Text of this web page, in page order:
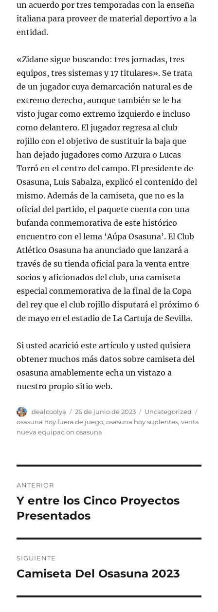
un acuerdo por tres temporadas con la enseña
italiana para proveer de material deportivo a la
entidad.
«Zidane sigue buscando: tres jornadas, tres
equipos, tres sistemas y 17 titulares». Se trata
de un jugador cuya demarcación natural es de
extremo derecho, aunque también se le ha
visto jugar como extremo izquierdo e incluso
como delantero. El jugador regresa al club
rojillo con el objetivo de sustituir la baja que
han dejado jugadores como Arzura o Lucas
Torró en el centro del campo. El presidente de
Osasuna, Luis Sabalza, explicó el contenido del
mismo. Además de la camiseta, que no es la
oficial del partido, el paquete cuenta con una
bufanda conmemorativa de este histórico
encuentro con el lema ‘Aúpa Osasuna’. El Club
Atlético Osasuna ha anunciado que lanzará a
través de su tienda oficial para la venta entre
socios y aficionados del club, una camiseta
especial conmemorativa de la final de la Copa
del rey que el club rojillo disputará el próximo 6
de mayo en el estadio de La Cartuja de Sevilla.
Si usted acarició este artículo y usted quisiera
obtener muchos más datos sobre camiseta del
osasuna amablemente echa un vistazo a
nuestro propio sitio web.
Autor
dealcoolya
Publicado
el
26 de junio de 2023 Categorías
Uncategorized
osasuna hoy fuera de juego,osasuna hoy suplentes,venta
nueva equipacion osasuna
de
entradas
ANTERIOR
Entrada
anterior:
Y entre los Cinco Proyectos
Presentados
SIGUIENTE
Entrada
Camiseta Del Osasuna 2023